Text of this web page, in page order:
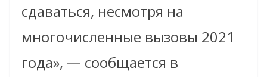
сдаваться, несмотря на
многочисленные вызовы 2021
года», — сообщается в